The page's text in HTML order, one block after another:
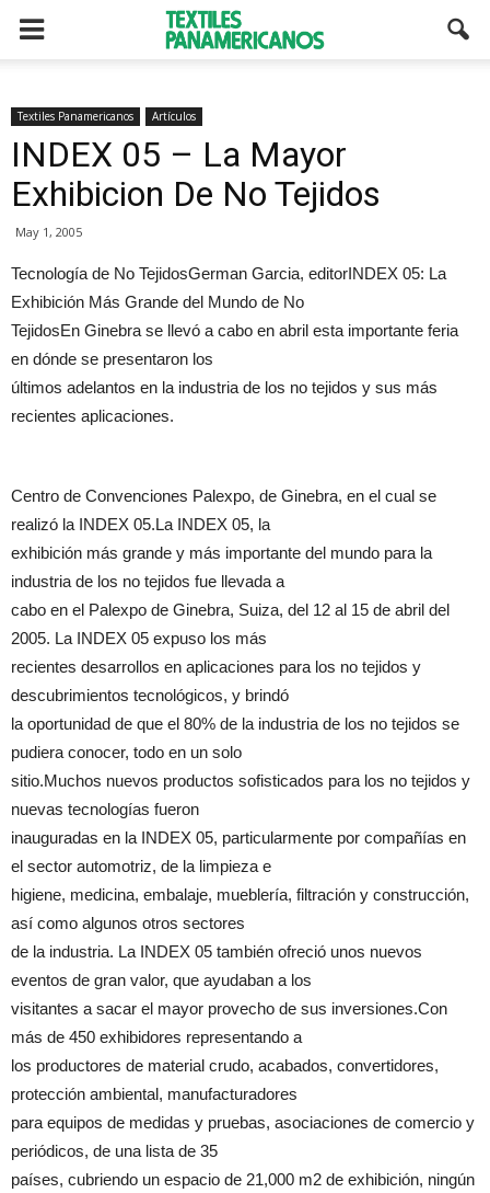
Textiles Panamericanos Artículos
INDEX 05 – La Mayor
Exhibicion De No Tejidos
May 1, 2005
Tecnología de No TejidosGerman Garcia, editorINDEX 05: La
Exhibición Más Grande del Mundo de No
TejidosEn Ginebra se llevó a cabo en abril esta importante feria
en dónde se presentaron los
últimos adelantos en la industria de los no tejidos y sus más
recientes aplicaciones.
Centro de Convenciones Palexpo, de Ginebra, en el cual se
realizó la INDEX 05.La INDEX 05, la
exhibición más grande y más importante del mundo para la
industria de los no tejidos fue llevada a
cabo en el Palexpo de Ginebra, Suiza, del 12 al 15 de abril del
2005. La INDEX 05 expuso los más
recientes desarrollos en aplicaciones para los no tejidos y
descubrimientos tecnológicos, y brindó
la oportunidad de que el 80% de la industria de los no tejidos se
pudiera conocer, todo en un solo
sitio.Muchos nuevos productos sofisticados para los no tejidos y
nuevas tecnologías fueron
inauguradas en la INDEX 05, particularmente por compañías en
el sector automotriz, de la limpieza e
higiene, medicina, embalaje, mueblería, filtración y construcción,
así como algunos otros sectores
de la industria. La INDEX 05 también ofreció unos nuevos
eventos de gran valor, que ayudaban a los
visitantes a sacar el mayor provecho de sus inversiones.Con
más de 450 exhibidores representando a
los productores de material crudo, acabados, convertidores,
protección ambiental, manufacturadores
para equipos de medidas y pruebas, asociaciones de comercio y
periódicos, de una lista de 35
países, cubriendo un espacio de 21,000 m2 de exhibición, ningún